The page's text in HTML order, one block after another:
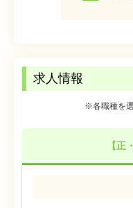
求人情報
※各職種を
【正